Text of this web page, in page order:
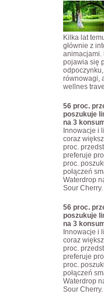
Kilka lat
głównie z
animacjami.
pojawia się
równowagi,
wellnes
56 proc.
poszukuje
na 3
Innowacje i
coraz
proc.
preferuje
proc.
połączeń
Waterdrop
Sour Cherry.
56 proc.
poszukuje
na 3
Innowacje i
coraz
proc.
preferuje
proc.
połączeń
Waterdrop
Sour Cherry.